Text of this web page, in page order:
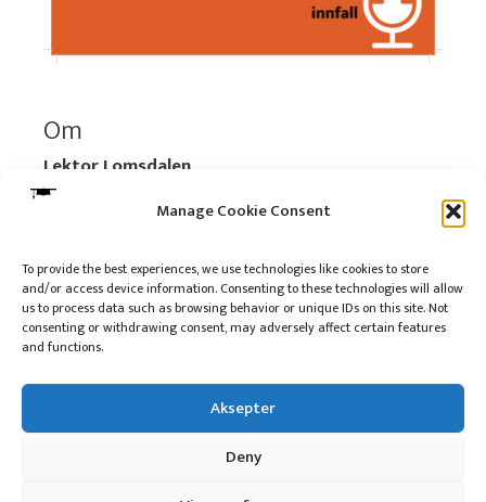
Manage Cookie Consent
To provide the best experiences, we use technologies like cookies to store
and/or access device information. Consenting to these technologies will allow
us to process data such as browsing behavior or unique IDs on this site. Not
consenting or withdrawing consent, may adversely affect certain features
and functions.
Aksepter
Deny
Om
Lektor Lomsdalen
Organisasjonsnummer:
920 712 312 MVA
Les mer:Om selskapet
Les mer:Om reklame på podkasten